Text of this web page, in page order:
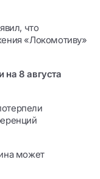
что
«Локомотиву»
8 августа
может